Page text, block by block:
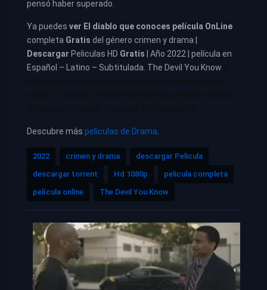
pensó haber superado.
Ya puedes ver El diablo que conoces película OnLine
completa Gratis del género crimen y drama |
Descargar Peliculas HD Gratis | Año 2022 | película en
Español – Latino – Subtitulada. The Devil You Know
Descubre más películas de Drama
2022 crimen y drama
descargar Pelicula
descargar torrent
Hd 1080p
pelicula completa
película online
The Devil You Know